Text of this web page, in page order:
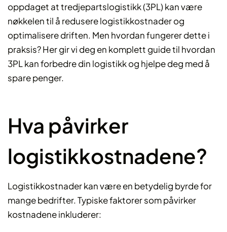
oppdaget at tredjepartslogistikk (3PL) kan være
nøkkelen til å redusere logistikkostnader og
optimalisere driften. Men hvordan fungerer dette i
praksis? Her gir vi deg en komplett guide til hvordan
3PL kan forbedre din logistikk og hjelpe deg med å
spare penger.
Hva påvirker
logistikkostnadene?
Logistikkostnader kan være en betydelig byrde for
mange bedrifter. Typiske faktorer som påvirker
kostnadene inkluderer: